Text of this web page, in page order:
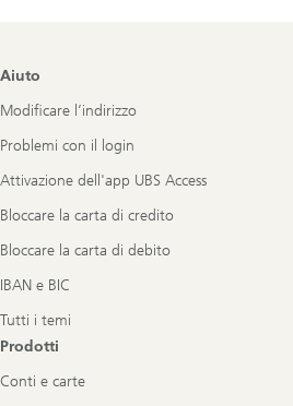
Footer
Aiuto
Modificare l’indirizzo
Problemi con il login
Attivazione dell'app UBS Access
Bloccare la carta di credito
Bloccare la carta di debito
IBAN e BIC
Tutti i temi
Prodotti
Conti e carte